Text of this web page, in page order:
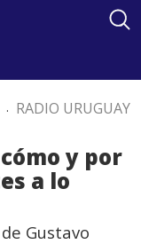
. RADIO URUGUAY
y por
a lo
Gustavo